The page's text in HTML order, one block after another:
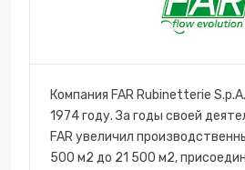
Компания FAR Rubinetterie
1974 году. За годы своей
FAR увеличил
500 м2 до 21 500 м2,